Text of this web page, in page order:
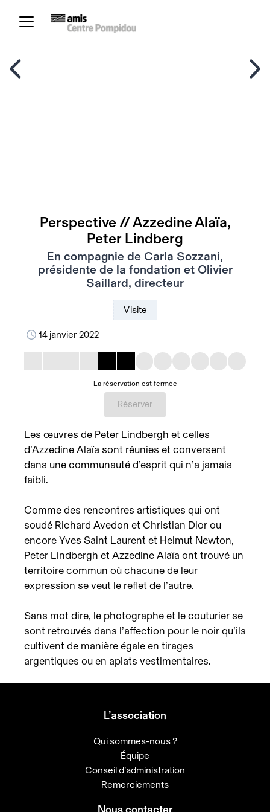
Perspective // Azzedine Alaïa,
Peter Lindberg
En compagnie de Carla Sozzani,
présidente de la fondation et Olivier
Saillard, directeur
Visite
14 janvier 2022
La réservation est fermée
Réserver
Les œuvres de Peter Lindbergh et celles
d’Azzedine Alaïa sont réunies et conversent
dans une communauté d’esprit qui n’a jamais
faibli.
Comme des rencontres artistiques qui ont
soudé Richard Avedon et Christian Dior ou
encore Yves Saint Laurent et Helmut Newton,
Peter Lindbergh et Azzedine Alaïa ont trouvé un
territoire commun où chacune de leur
expression se veut le reflet de l’autre.
Sans mot dire, le photographe et le couturier se
sont retrouvés dans l’affection pour le noir qu’ils
cultivent de manière égale en tirages
argentiques ou en aplats vestimentaires.
L’association
Qui sommes-nous ?
Équipe
Conseil d’administration
Remerciements